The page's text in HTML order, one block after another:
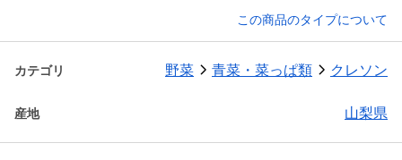
この商品のタイプについて
カテゴリ 野菜 青菜・菜っぱ類 クレソン
産地 山梨県